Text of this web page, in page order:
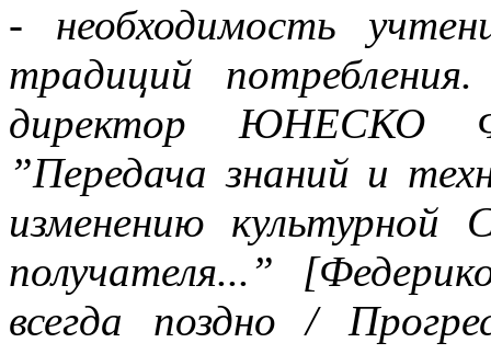
- необходимость
традиций
директор ЮНЕСКО
”Передача знаний и
изменению
получателя...”
всегда поздно /